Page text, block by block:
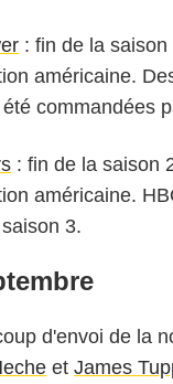
: fin de la
américaine.
commandées
: fin de la saison
américaine.
3.
d'envoi de la
et James